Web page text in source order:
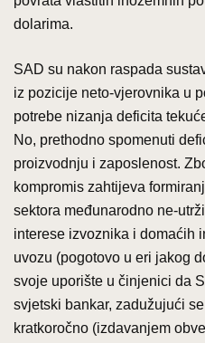
dolarima.
SAD su nakon raspada
iz pozicije neto-vjerovnika u
potrebe nizanja deficita
No, prethodno spomenuti
proizvodnju i zaposlenost.
kompromis zahtijeva
sektora međunarodno ne-
interese izvoznika i domaćih
uvozu (pogotovo u eri jakog
svoje uporište u činjenici da
svjetski bankar, zadužujući
kratkoročno (izdavanjem